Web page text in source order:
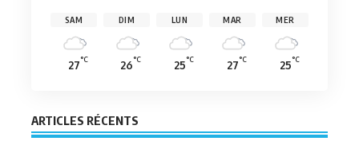
SAM
27°C
DIM
26°C
LUN
25°C
MAR
27°C
MER
25°C
ARTICLES RÉCENTS